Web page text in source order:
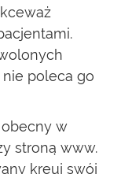
poleca go
w
stroną www.
kreuj swój